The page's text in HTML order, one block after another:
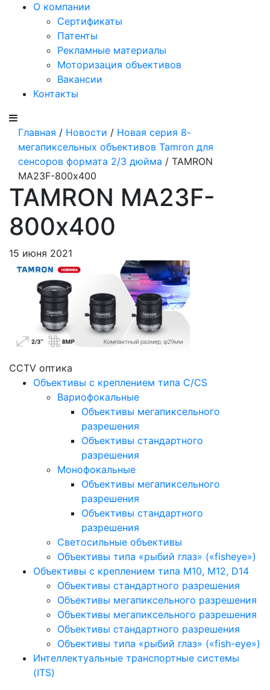
О компании
Сертификаты
Патенты
Рекламные материалы
Моторизация объективов
Вакансии
Контакты
Главная / Новости / Новая серия 8-
мегапиксельных объективов Tamron для
сенсоров формата 2/3 дюйма / TAMRON
MA23F-800х400
TAMRON MA23F-
800х400
15 июня 2021
CCTV оптика
Объективы с креплением типа C/CS
Вариофокальные
Объективы мегапиксельного
разрешения
Объективы стандартного
разрешения
Монофокальные
Объективы мегапиксельного
разрешения
Объективы стандартного
разрешения
Светосильные объективы
Объективы типа «рыбий глаз» («fisheye»)
Объективы с креплением типа M10, M12, D14
Объективы стандартного разрешения
Объективы мегапиксельного разрешения
Объективы мегапиксельного разрешения
Объективы стандартного разрешения
Объективы типа «рыбий глаз» («fish-eye»)
Интеллектуальные транспортные системы
(ITS)